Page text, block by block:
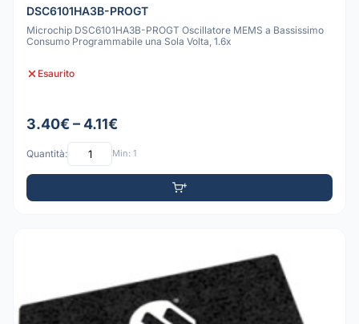
DSC6101HA3B-PROGT
Microchip DSC6101HA3B-PROGT Oscillatore MEMS a Bassissimo
Consumo Programmabile una Sola Volta, 1.6x
Esaurito
3.40€ – 4.11€
Quantità: Min: 1